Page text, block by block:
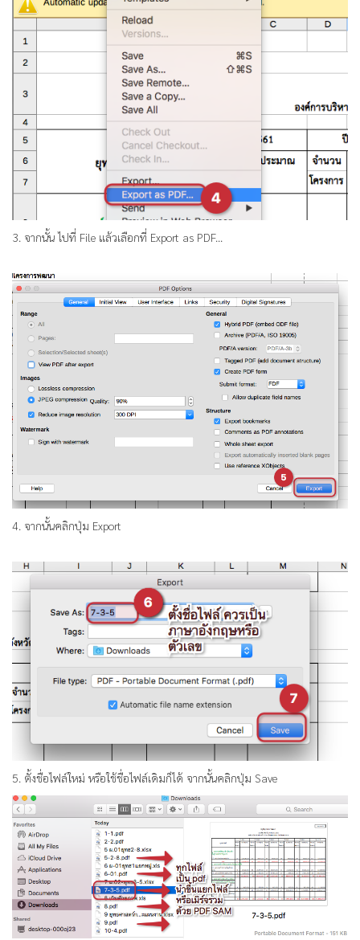
3. จากนั้น ไปที่ File แล้วเลือกที่ Export as PDF...
4. จากนั้นคลิกปุ่ม Export
5. ตั้งชื่อไฟล์ใหม่ หรือใช้ชื่อไฟล์เดิมก็ได้ จากนั้นคลิกปุ่ม Save